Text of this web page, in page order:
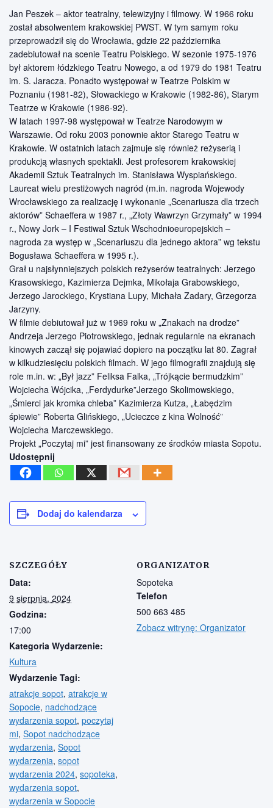
Jan Peszek – aktor teatralny, telewizyjny i filmowy. W 1966 roku
został absolwentem krakowskiej PWST. W tym samym roku
przeprowadził się do Wrocławia, gdzie 22 października
zadebiutował na scenie Teatru Polskiego. W sezonie 1975-1976
był aktorem łódzkiego Teatru Nowego, a od 1979 do 1981 Teatru
im. S. Jaracza. Ponadto występował w Teatrze Polskim w
Poznaniu (1981-82), Słowackiego w Krakowie (1982-86), Starym
Teatrze w Krakowie (1986-92).
W latach 1997-98 występował w Teatrze Narodowym w
Warszawie. Od roku 2003 ponownie aktor Starego Teatru w
Krakowie. W ostatnich latach zajmuje się również reżyserią i
produkcją własnych spektakli. Jest profesorem krakowskiej
Akademii Sztuk Teatralnych im. Stanisława Wyspiańskiego.
Laureat wielu prestiżowych nagród (m.in. nagroda Wojewody
Wrocławskiego za realizację i wykonanie „Scenariusza dla trzech
aktorów” Schaeffera w 1987 r., „Złoty Wawrzyn Grzymały” w 1994
r., Nowy Jork – I Festiwal Sztuk Wschodnioeuropejskich –
nagroda za występ w „Scenariuszu dla jednego aktora” wg tekstu
Bogusława Schaeffera w 1995 r.).
Grał u najsłynniejszych polskich reżyserów teatralnych: Jerzego
Krasowskiego, Kazimierza Dejmka, Mikołaja Grabowskiego,
Jerzego Jarockiego, Krystiana Lupy, Michała Zadary, Grzegorza
Jarzyny.
W filmie debiutował już w 1969 roku w „Znakach na drodze”
Andrzeja Jerzego Piotrowskiego, jednak regularnie na ekranach
kinowych zaczął się pojawiać dopiero na początku lat 80. Zagrał
w kilkudziesięciu polskich filmach. W jego filmografii znajdują się
role m.in. w: „Był jazz” Feliksa Falka, „Trójkącie bermudzkim”
Wojciecha Wójcika, „Ferdydurke”Jerzego Skolimowskiego,
„Śmierci jak kromka chleba” Kazimierza Kutza, „Łabędzim
śpiewie” Roberta Glińskiego, „Ucieczce z kina Wolność”
Wojciecha Marczewskiego.
Projekt „Poczytaj mi” jest finansowany ze środków miasta Sopotu.
Udostępnij
Dodaj do kalendarza
SZCZEGÓŁY
Data:
9 sierpnia, 2024
Godzina:
17:00
Kategoria Wydarzenie:
Kultura
Wydarzenie Tagi:
atrakcje sopot, atrakcje w
Sopocie, nadchodzące
wydarzenia sopot, poczytaj
mi, Sopot nadchodzące
wydarzenia, Sopot
wydarzenia, sopot
wydarzenia 2024, sopoteka,
wydarzenia sopot,
wydarzenia w Sopocie
ORGANIZATOR
Sopoteka
Telefon
500 663 485
Zobacz witrynę: Organizator